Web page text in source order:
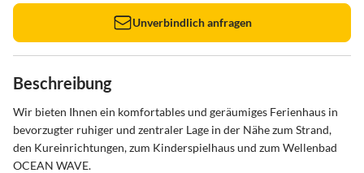
Unverbindlich anfragen
Beschreibung
Wir bieten Ihnen ein komfortables und geräumiges Ferienhaus in
bevorzugter ruhiger und zentraler Lage in der Nähe zum Strand,
den Kureinrichtungen, zum Kinderspielhaus und zum Wellenbad
OCEAN WAVE.